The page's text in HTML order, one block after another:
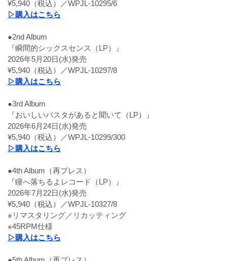
¥5,940（税込）／WPJL-10295/6
▷購入はこちら
●2nd Album
『瞬間的シックスセンス（LP）』
2026年5月20日(水)発売
¥5,940（税込）／WPJL-10297/8
▷購入はこちら
●3rd Album
『おいしいパスタがあると聞いて（LP）』
2026年6月24日(水)発売
¥5,940（税込）／WPJL-10299/300
▷購入はこちら
●4th Album（再プレス）
『瞳へ落ちるよレコード（LP）』
2026年7月22日(水)発売
¥5,940（税込）／WPJL-10327/8
※リマスタリング／リカッティング
※45RPM仕様
▷購入はこちら